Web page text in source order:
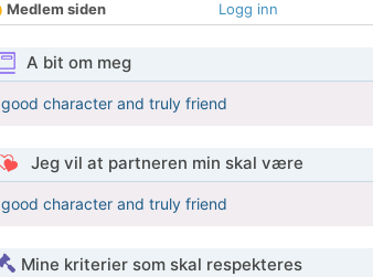
Medlem siden
Logg inn
A bit om meg
good character and truly friend
Jeg vil at partneren min skal være
good character and truly friend
Mine kriterier som skal respekteres